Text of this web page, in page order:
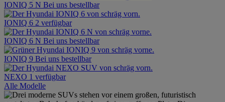
IONIQ 5 N Bei uns bestellbar
IONIQ 6 2 verfügbar
IONIQ 6 N Bei uns bestellbar
IONIQ 9 Bei uns bestellbar
NEXO 1 verfügbar
Alle Modelle